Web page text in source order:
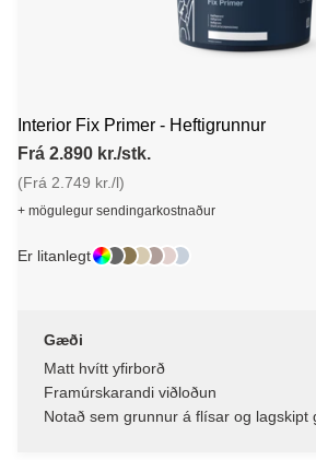
Interior Fix Primer - Heftigrunnur
Frá 2.890 kr./stk.
(Frá 2.749 kr./l)
+ mögulegur sendingarkostnaður
Er litanlegt
Gæði
Matt hvítt yfirborð
Framúrskarandi viðloðun
Notað sem grunnur á flísar og lagskipt